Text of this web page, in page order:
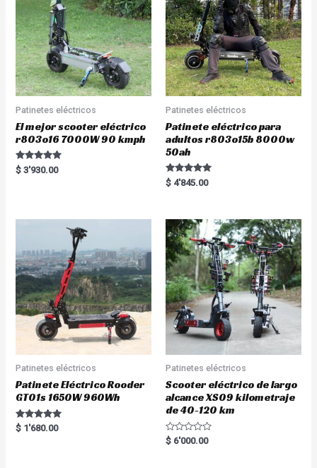
Patinetes eléctricos
El mejor scooter eléctrico
r803o16 7000W 90 kmph
Rated
5.00
$ 3'930.00
Patinetes eléctricos
Patinete eléctrico para
adultos r803o15b 8000w
50ah
Rated
5.00
$ 4'845.00
Patinetes eléctricos
Patinete Eléctrico Rooder
GT01s 1650W 960Wh
Rated
5.00
$ 1'680.00
Patinetes eléctricos
Scooter eléctrico de largo
alcance XS09 kilometraje
de 40-120 km
R
a
$ 6'000.00